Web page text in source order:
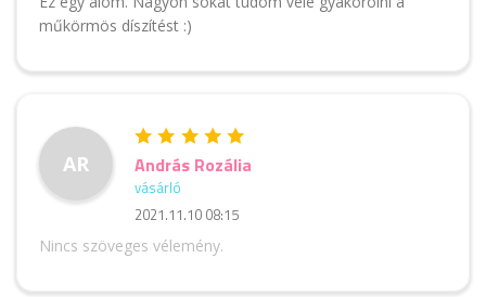
műkörmös díszítést :)
AR András Rozália
vásárló
2021.11.10 08:15
Nincs szöveges vélemény.